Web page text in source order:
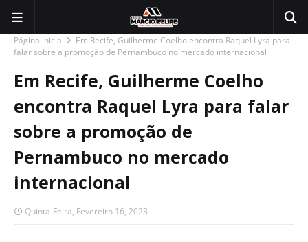
Página inicial
Em Recife, Guilherme Coelho encontra Raquel Lyra para
falar sobre a promoção de Pernambuco no mercado internacional
Em Recife, Guilherme Coelho
encontra Raquel Lyra para falar
sobre a promoção de
Pernambuco no mercado
internacional
Quinta-Feira, Fevereiro 16, 2023